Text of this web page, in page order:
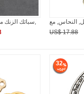
النحاس, مع
US$ 17.88
32